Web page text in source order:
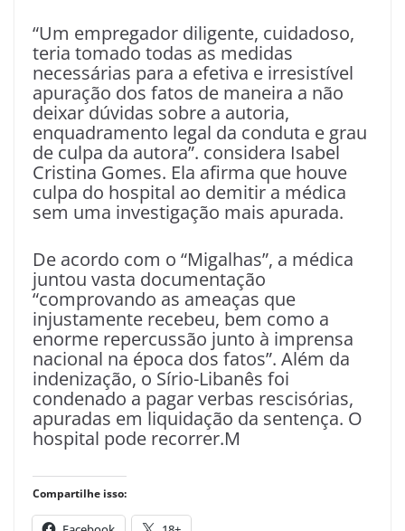
“Um empregador diligente, cuidadoso,
teria tomado todas as medidas
necessárias para a efetiva e irresistível
apuração dos fatos de maneira a não
deixar dúvidas sobre a autoria,
enquadramento legal da conduta e grau
de culpa da autora”. considera Isabel
Cristina Gomes. Ela afirma que houve
culpa do hospital ao demitir a médica
sem uma investigação mais apurada.
De acordo com o “Migalhas”, a médica
juntou vasta documentação
“comprovando as ameaças que
injustamente recebeu, bem como a
enorme repercussão junto à imprensa
nacional na época dos fatos”. Além da
indenização, o Sírio-Libanês foi
condenado a pagar verbas rescisórias,
apuradas em liquidação da sentença. O
hospital pode recorrer.M
Compartilhe isso: